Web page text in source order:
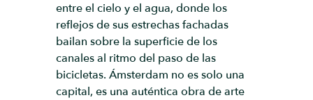
entre el cielo y el agua, donde los
reflejos de sus estrechas fachadas
bailan sobre la superficie de los
canales al ritmo del paso de las
bicicletas. Ámsterdam no es solo una
capital, es una auténtica obra de arte